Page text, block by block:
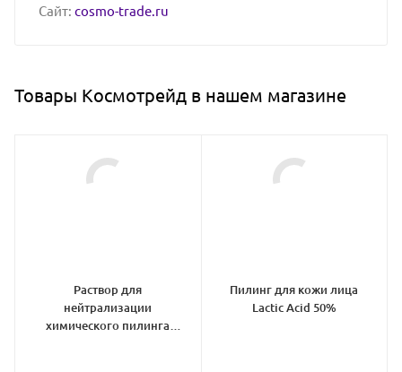
Сайт: cosmo-trade.ru
Товары Космотрейд в нашем магазине
Раствор для
нейтрализации
химического пилинга
Пилинг для кожи лица
Lactic Acid 50%